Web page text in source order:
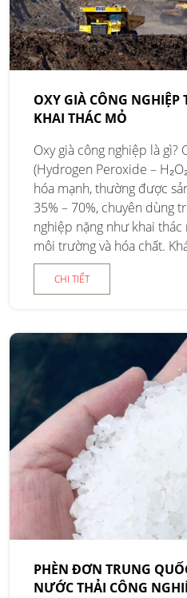
OXY GIÀ CÔNG NGHIỆP
KHAI THÁC MỎ
Oxy già công nghiệp là gì?
(Hydrogen Peroxide –
hóa mạnh, thường được
35% – 70%, chuyên dùng
nghiệp nặng như khai
môi trường và hóa chất.
CHI TIẾT
PHÈN ĐƠN TRUNG
NƯỚC THẢI CÔNG